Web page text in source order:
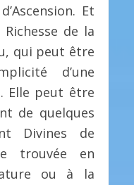
Et
de la
qui peut être
d’une
Elle peut être
de quelques
Divines de
trouvée en
ou à la